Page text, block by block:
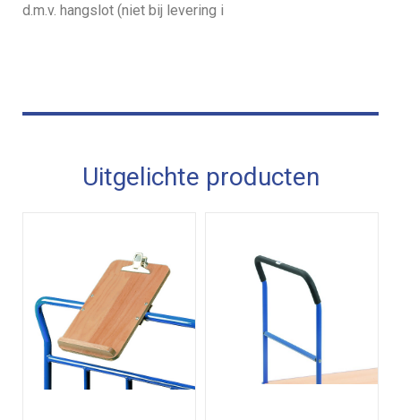
d.m.v. hangslot (niet bij levering i
Uitgelichte producten